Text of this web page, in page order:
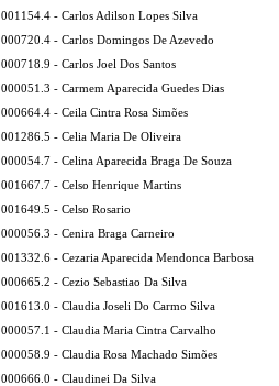
001154.4 - Carlos Adilson Lopes Silva
000720.4 - Carlos Domingos De Azevedo
000718.9 - Carlos Joel Dos Santos
000051.3 - Carmem Aparecida Guedes Dias
000664.4 - Ceila Cintra Rosa Simões
001286.5 - Celia Maria De Oliveira
000054.7 - Celina Aparecida Braga De Souza
001667.7 - Celso Henrique Martins
001649.5 - Celso Rosario
000056.3 - Cenira Braga Carneiro
001332.6 - Cezaria Aparecida Mendonca Barbosa
000665.2 - Cezio Sebastiao Da Silva
001613.0 - Claudia Joseli Do Carmo Silva
000057.1 - Claudia Maria Cintra Carvalho
000058.9 - Claudia Rosa Machado Simões
000666.0 - Claudinei Da Silva